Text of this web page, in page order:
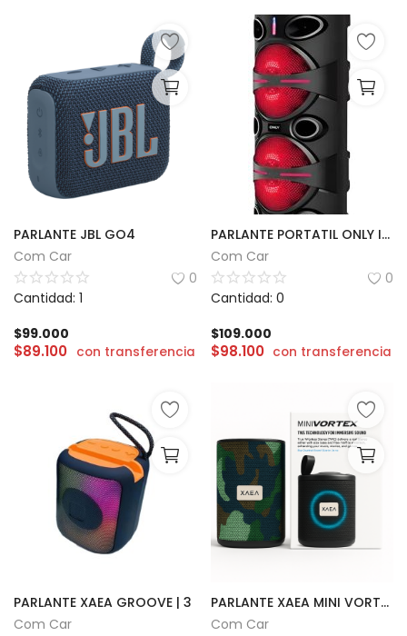
PARLANTE JBL GO4
Com Car
0
Cantidad: 1
$99.000
$89.100 con transferencia
PARLANTE PORTATIL ONLY INFINIX 2X8 | 2000W
Com Car
0
Cantidad: 0
$109.000
$98.100 con transferencia
PARLANTE XAEA GROOVE | 3
Com Car
PARLANTE XAEA MINI VORTEX | 300W TWS
Com Car